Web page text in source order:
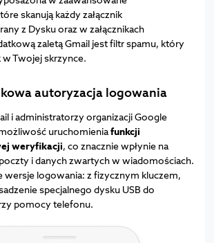
skanują każdy załącznik
z Dysku oraz w załącznikach
zaletą Gmail jest filtr spamu, który
w Twojej skrzynce.
autoryzacja logowania
i administratorzy organizacji Google
uruchomieniafunkcji
weryfikacji, co znacznie wpłynie na
i danych zwartych w wiadomościach.
wersje logowania: z fizycznym kluczem,
specjalnego dysku USB do
pomocy telefonu.